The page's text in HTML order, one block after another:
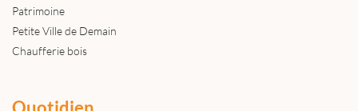
Patrimoine
Petite Ville de Demain
Chaufferie bois